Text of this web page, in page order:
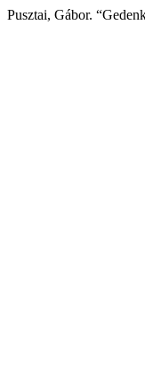
Pusztai, Gábor.